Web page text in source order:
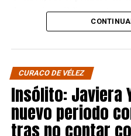
denunciar públicamente
fondos para financiar
Mejoramiento de Barrios
ya estaban declaradas
historia, la Subdere no
programas
regional de Los Lagos.
CURACO DE VÉLEZ
Insólito: Javiera
nuevo periodo
tras no contar